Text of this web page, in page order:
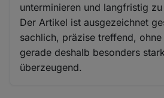
unterminieren und langfristig
Der Artikel ist ausgezeichnet
sachlich, präzise treffend,
gerade deshalb besonders
überzeugend.